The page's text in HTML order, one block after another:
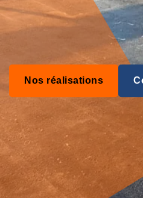
Nos réalisations